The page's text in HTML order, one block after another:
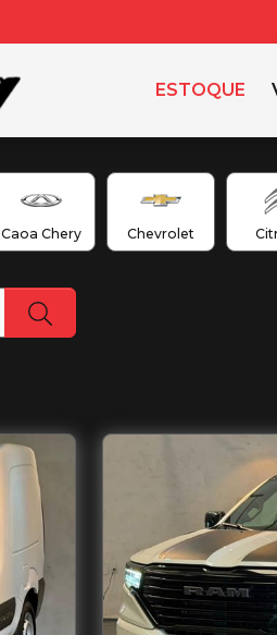
ESTOQUE
Caoa Chery Chevrolet